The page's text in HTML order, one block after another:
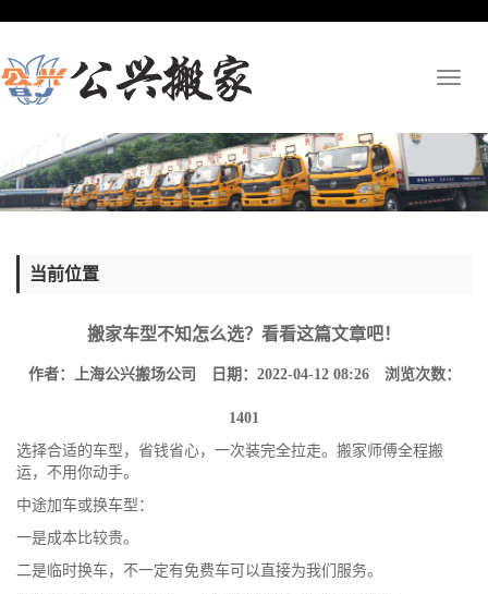
当前位置
搬家车型不知怎么选？看看这篇文章吧！
作者：上海公兴搬场公司 日期：2022-04-12 08:26 浏览次数：
1401
选择合适的车型，省钱省心，一次装完全拉走。搬家师傅全程搬
运，不用你动手。
中途加车或换车型：
一是成本比较贵。
二是临时换车，不一定有免费车可以直接为我们服务。